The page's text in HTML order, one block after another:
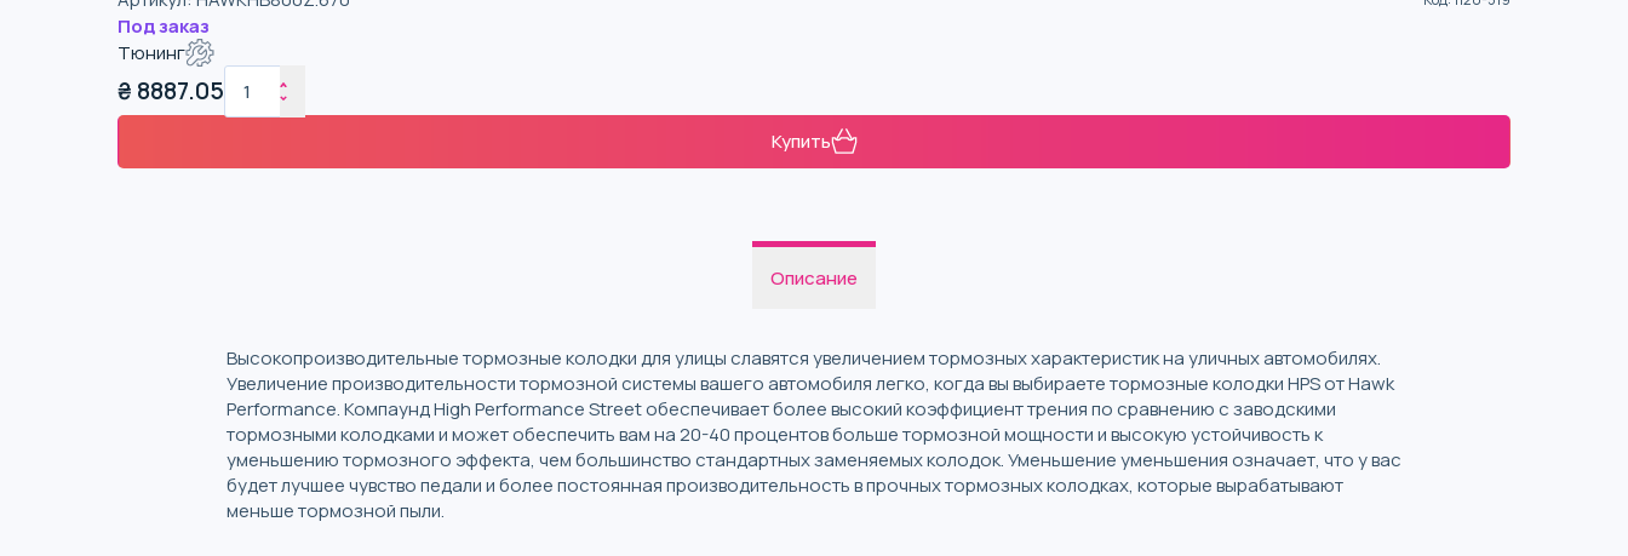
Под заказ
Тюнинг
₴ 8887.05
Купить
Описание
Высокопроизводительные тормозные колодки для улицы славятся увеличением тормозных характеристик на уличных автомобилях.
Увеличение производительности тормозной системы вашего автомобиля легко, когда вы выбираете тормозные колодки HPS от Hawk
Performance. Компаунд High Performance Street обеспечивает более высокий коэффициент трения по сравнению с заводскими
тормозными колодками и может обеспечить вам на 20-40 процентов больше тормозной мощности и высокую устойчивость к
уменьшению тормозного эффекта, чем большинство стандартных заменяемых колодок. Уменьшение уменьшения означает, что у вас
будет лучшее чувство педали и более постоянная производительность в прочных тормозных колодках, которые вырабатывают
меньше тормозной пыли.